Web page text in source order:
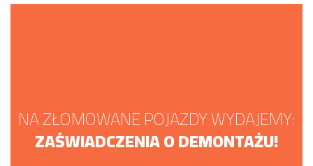
NA ZŁOMOWANE POJAZDY WYDAJEMY:
ZAŚWIADCZENIA O DEMONTAŻU!